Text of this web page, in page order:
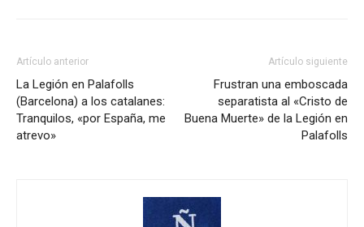
Artículo anterior
La Legión en Palafolls
(Barcelona) a los catalanes:
Tranquilos, «por España, me
atrevo»
Artículo siguiente
Frustran una emboscada
separatista al «Cristo de
Buena Muerte» de la Legión en
Palafolls